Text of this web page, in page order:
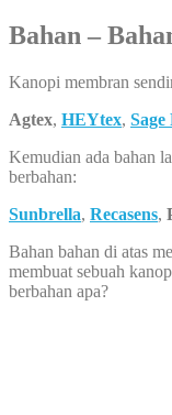
Bahan –
Kanopi membran
Agtex, HEYtex,
Kemudian ada bahan
berbahan:
Sunbrella, Recasens,
Bahan bahan di atas
membuat sebuah
berbahan apa?